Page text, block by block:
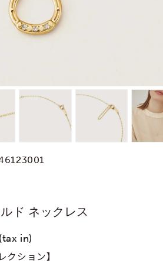
ド ネックレス
(tax in)
クション】